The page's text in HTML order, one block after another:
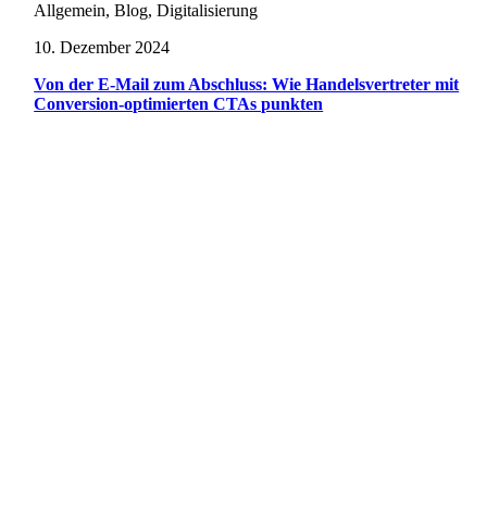
Allgemein, Blog, Digitalisierung
10. Dezember 2024
Von der E-Mail zum Abschluss: Wie Handelsvertreter mit
Conversion-optimierten CTAs punkten